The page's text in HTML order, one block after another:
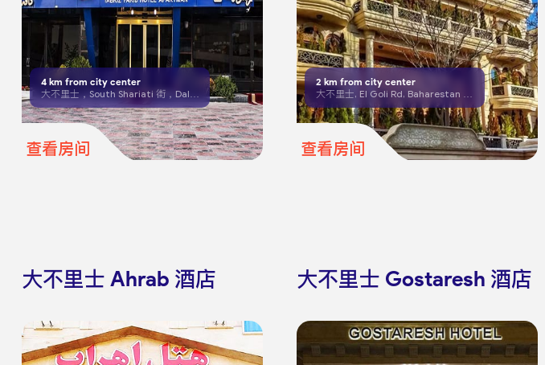
4 km from city center
大不里士，South Shariati 街，Dalman 街，Fajr 停车场旁
查看房间
2km from city center
大不里士, El Goli Rd, Baharestan Area, Third Alley, No.
查看房间
大不里士 Ahrab 酒店 大不里士 Gostaresh 酒店